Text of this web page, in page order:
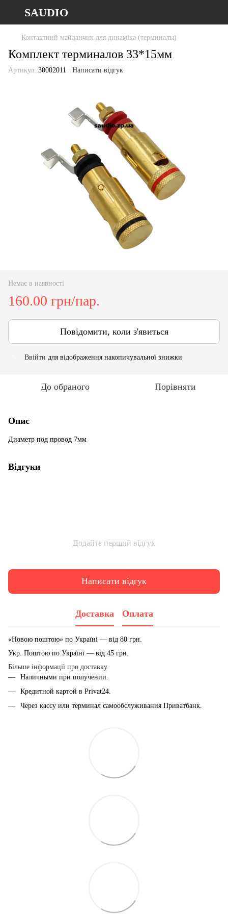
SAUDIO
Контактний майданчик для динаміка (терминалы)
Комплект терминалов 33*15мм
Артикул: 30002011 Написати відгук
Немає в наявності
160.00 грн/пар.
Повідомити, коли з'явиться
Ввійти для відображення накопичувальної знижки
До обраного Порівняти
Опис
Диаметр под провод 7мм
Відгуки
Додайте перший відгук
Написати відгук
Доставка Оплата
«Новою поштою» по Україні — від 80 грн.
Укр. Поштою по Україні — від 45 грн.
Більше інформації про доставку
Наличными при получении.
Кредитной картой в Privat24.
Через кассу или терминал самообслуживания Приватбанк.